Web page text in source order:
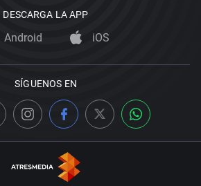
DESCARGA LA APP
Android iOS
SÍGUENOS EN